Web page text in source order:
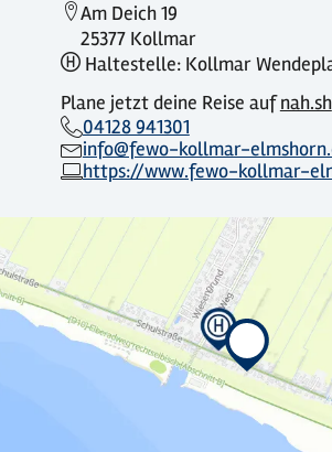
Am Deich 19
25377 Kollmar
Haltestelle: Kollmar
Plane jetzt deine Reise aufnah.sh
04128 941301
info@fewo-kollmar-
https://www.fewo-kollmar-